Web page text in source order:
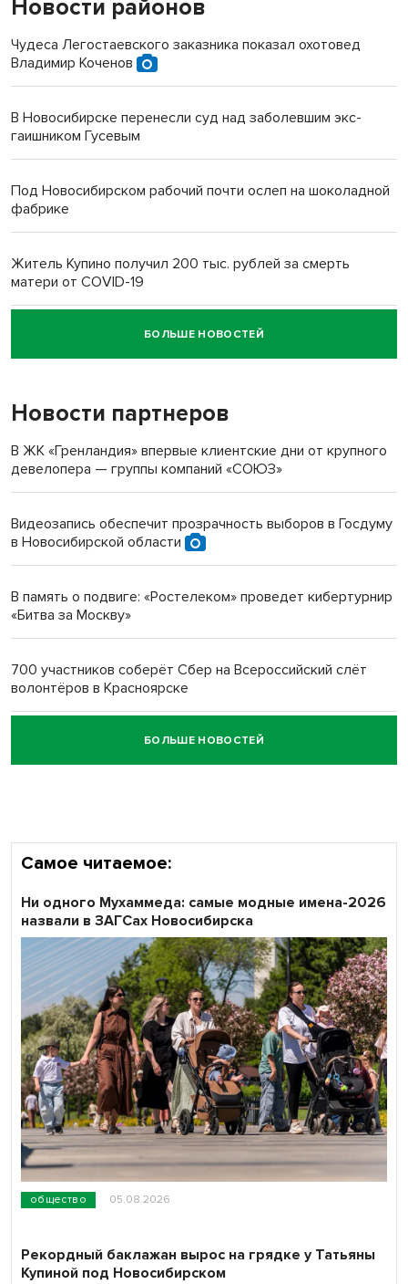
Новости районов
Чудеса Легостаевского заказника показал охотовед
Владимир Коченов
В Новосибирске перенесли суд над заболевшим экс-
гаишником Гусевым
Под Новосибирском рабочий почти ослеп на шоколадной
фабрике
Житель Купино получил 200 тыс. рублей за смерть
матери от COVID-19
Новосибирский суд наказал водителя за смерть
пенсионерки на вокзале
«Мы живём на пастбище!»: в новосибирском селе лошади
терроризируют жителей
Новосибирский преподаватель с женой вошли в топ-16
БОЛЬШЕ НОВОСТЕЙ
Новости партнеров
В ЖК «Гренландия» впервые клиентские дни от крупного
девелопера — группы компаний «СОЮЗ»
Видеозапись обеспечит прозрачность выборов в Госдуму
в Новосибирской области
В память о подвиге: «Ростелеком» проведет кибертурнир
«Битва за Москву»
700 участников соберёт Сбер на Всероссийский слёт
волонтёров в Красноярске
Честный выбор: видеонаблюдение обеспечит
объективность результатов ЕДГ в Новосибирской
БОЛЬШЕ НОВОСТЕЙ
Самое читаемое:
общество 05.08.2026
Ни одного Мухаммеда: самые модные имена-2026
назвали в ЗАГСах Новосибирска
Рекордный баклажан вырос на грядке у Татьяны
Купиной под Новосибирском